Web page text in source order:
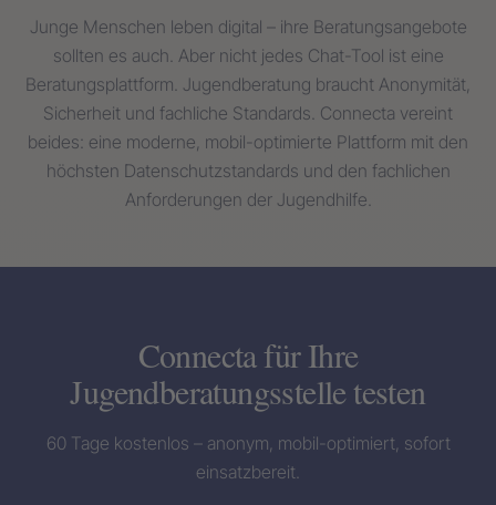
Junge Menschen leben digital – ihre Beratungsangebote
sollten es auch. Aber nicht jedes Chat-Tool ist eine
Beratungsplattform. Jugendberatung braucht Anonymität,
Sicherheit und fachliche Standards. Connecta vereint
beides: eine moderne, mobil-optimierte Plattform mit den
höchsten Datenschutzstandards und den fachlichen
Anforderungen der Jugendhilfe.
Connecta für Ihre
Jugendberatungsstelle testen
60 Tage kostenlos – anonym, mobil-optimiert, sofort
einsatzbereit.